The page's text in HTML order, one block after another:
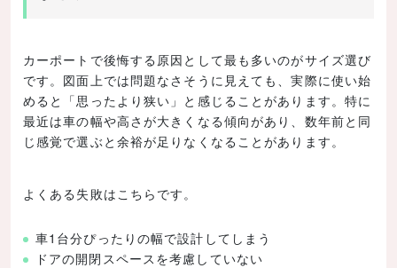
カーポートで後悔する原因として最も多いのがサイズ選び
です。図面上では問題なさそうに見えても、実際に使い始
めると「思ったより狭い」と感じることがあります。特に
最近は車の幅や高さが大きくなる傾向があり、数年前と同
じ感覚で選ぶと余裕が足りなくなることがあります。
よくある失敗はこちらです。
車1台分ぴったりの幅で設計してしまう
ドアの開閉スペースを考慮していない